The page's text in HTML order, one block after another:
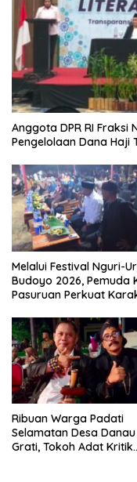
Anggota DPR RI Fraksi
Pengelolaan Dana Haji
Melalui Festival Nguri-
Budoyo 2026, Pemuda
Pasuruan Perkuat
Narkoba
Ribuan Warga Padati
Selamatan Desa
Grati, Tokoh Adat Kritik